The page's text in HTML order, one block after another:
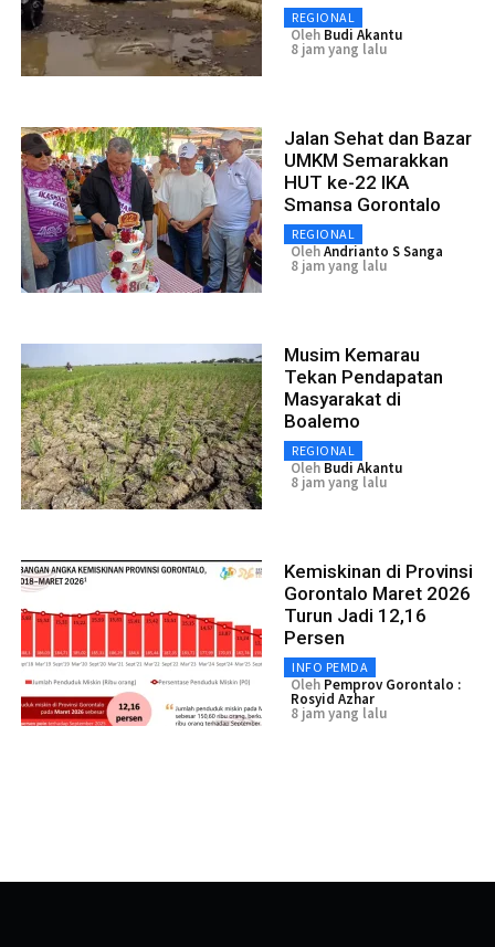
REGIONAL
Oleh Budi Akantu
8 jam yang lalu
Jalan Sehat dan Bazar
UMKM Semarakkan
HUT ke-22 IKA
Smansa Gorontalo
REGIONAL
OlehAndrianto S Sanga
8 jam yang lalu
Musim Kemarau
Tekan Pendapatan
Masyarakat di
Boalemo
REGIONAL
Oleh Budi Akantu
8 jam yang lalu
Kemiskinan di Provinsi
Gorontalo Maret 2026
Turun Jadi 12,16
Persen
INFO PEMDA
Oleh Pemprov Gorontalo :
Rosyid Azhar
8 jam yang lalu